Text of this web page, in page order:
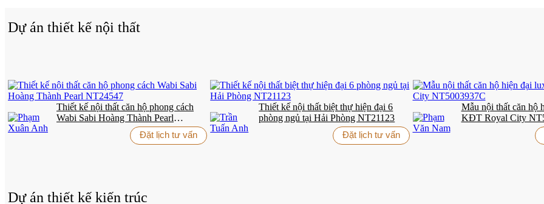
Dự án thiết kế nội thất
Thiết kế nội thất căn hộ phong cách
Wabi Sabi Hoàng Thành Pearl
Đặt lịch tư vấn
Thiết kế nội thất biệt thự hiện đại 6
phòng ngủ tại Hải Phòng NT21123
Đặt lịch tư vấn
Mẫu nội thất căn hộ
KĐT Royal City
Dự án thiết kế kiến trúc